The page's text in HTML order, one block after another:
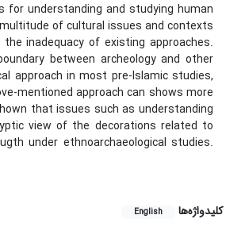
understanding and studying human
of cultural issues and contexts
inadequacy of existing approaches.
between archeology and other
approach in most pre-Islamic studies,
mentioned approach can shows more
that issues such as understanding
view of the decorations related to
under ethnoarchaeological studies.
کلیدواژه‌ها English